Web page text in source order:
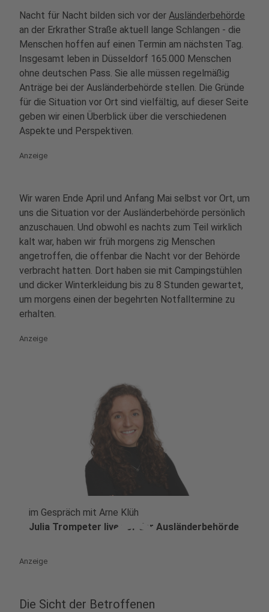
Nacht für Nacht bilden sich vor der Ausländerbehörde
an der Erkrather Straße aktuell lange Schlangen - die
Menschen hoffen auf einen Termin am nächsten Tag.
Insgesamt leben in Düsseldorf 165.000 Menschen
ohne deutschen Pass. Sie alle müssen regelmäßig
Anträge bei der Ausländerbehörde stellen. Die Gründe
für die Situation vor Ort sind vielfältig, auf dieser Seite
geben wir einen Überblick über die verschiedenen
Aspekte und Perspektiven.
Anzeige
Wir waren Ende April und Anfang Mai selbst vor Ort, um
uns die Situation vor der Ausländerbehörde persönlich
anzuschauen. Und obwohl es nachts zum Teil wirklich
kalt war, haben wir früh morgens zig Menschen
angetroffen, die offenbar die Nacht vor der Behörde
verbracht hatten. Dort haben sie mit Campingstühlen
und dicker Winterkleidung bis zu 8 Stunden gewartet,
um morgens einen der begehrten Notfalltermine zu
erhalten.
Anzeige
play_circle
im Gespräch mit Arne Klüh
Julia Trompeter live vor der Ausländerbehörde
Anzeige
Die Sicht der Betroffenen